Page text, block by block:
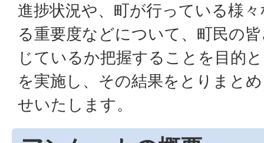
進捗状況や、町が行っている様
る重要度などについて、町民の
じているか把握することを目的
を実施し、その結果をとりまと
せいたします。